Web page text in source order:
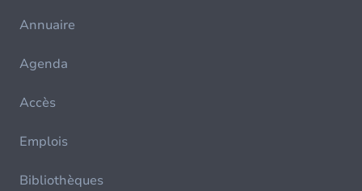
Annuaire
Agenda
Accès
Emplois
Bibliothèques